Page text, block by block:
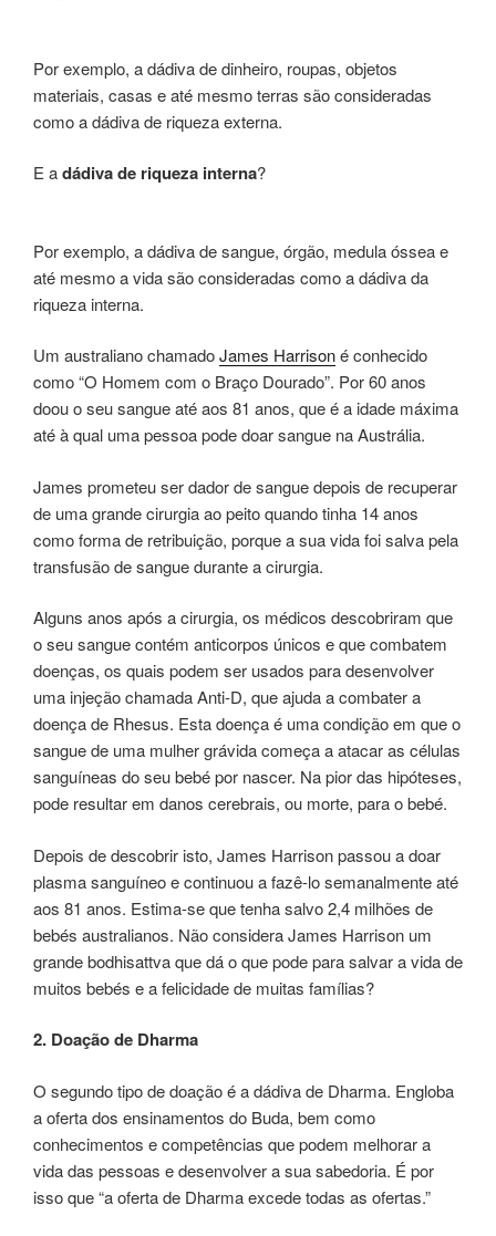
Por exemplo, a dádiva de dinheiro, roupas, objetos
materiais, casas e até mesmo terras são consideradas
como a dádiva de riqueza externa.
E adádiva de riqueza interna?
Por exemplo, a dádiva de sangue, órgão, medula óssea e
até mesmo a vida são consideradas como a dádiva da
riqueza interna.
Um australiano chamadoJames Harrisoné conhecido
como “O Homem com o Braço Dourado”. Por 60 anos
doou o seu sangue até aos 81 anos, que é a idade máxima
até à qual uma pessoa pode doar sangue na Austrália.
James prometeu ser dador de sangue depois de recuperar
de uma grande cirurgia ao peito quando tinha 14 anos
como forma de retribuição, porque a sua vida foi salva pela
transfusão de sangue durante a cirurgia.
Alguns anos após a cirurgia, os médicos descobriram que
o seu sangue contém anticorpos únicos e que combatem
doenças, os quais podem ser usados para desenvolver
uma injeção chamada Anti-D, que ajuda a combater a
doença de Rhesus. Esta doença é uma condição em que o
sangue de uma mulher grávida começa a atacar as células
sanguíneas do seu bebé por nascer. Na pior das hipóteses,
pode resultar em danos cerebrais, ou morte, para o bebé.
Depois de descobrir isto, James Harrison passou a doar
plasma sanguíneo e continuou a fazê-lo semanalmente até
aos 81 anos. Estima-se que tenha salvo 2,4 milhões de
bebés australianos. Não considera James Harrison um
grande bodhisattva que dá o que pode para salvar a vida de
muitos bebés e a felicidade de muitas famílias?
2. Doação de Dharma
O segundo tipo de doação é a dádiva de Dharma. Engloba
a oferta dos ensinamentos do Buda, bem como
conhecimentos e competências que podem melhorar a
vida das pessoas e desenvolver a sua sabedoria. É por
isso que “a oferta de Dharma excede todas as ofertas.”